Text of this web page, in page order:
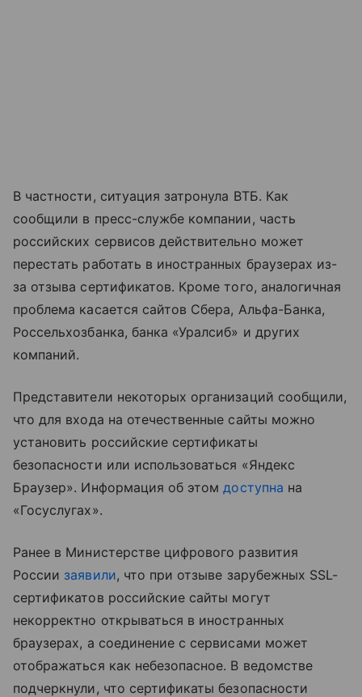
В частности, ситуация затронула ВТБ. Как
сообщили в пресс-службе компании, часть
российских сервисов действительно может
перестать работать в иностранных браузерах из-
за отзыва сертификатов. Кроме того, аналогичная
проблема касается сайтов Сбера, Альфа-Банка,
Россельхозбанка, банка «Уралсиб» и других
компаний.
Представители некоторых организаций сообщили,
что для входа на отечественные сайты можно
установить российские сертификаты
безопасности или использоваться «Яндекс
Браузер». Информация об этомдоступна на
«Госуслугах».
Ранее в Министерстве цифрового развития
России заявили, что при отзыве зарубежных SSL-
сертификатов российские сайты могут
некорректно открываться в иностранных
браузерах, а соединение с сервисами может
отображаться как небезопасное. В ведомстве
подчеркнули, что сертификаты безопасности